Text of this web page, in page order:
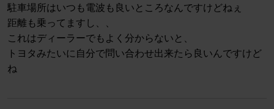
駐車場所はいつも電波も良いところなんですけどねぇ
距離も乗ってますし、、
これはディーラーでもよく分からないと、
トヨタみたいに自分で問い合わせ出来たら良いんですけど
ね